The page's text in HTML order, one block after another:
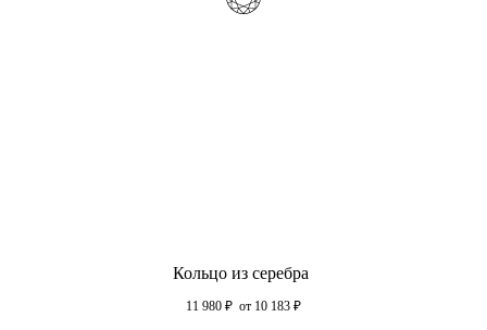
Кольцо из серебра
11 980 ₽ от 10 183 ₽